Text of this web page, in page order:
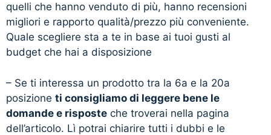
quelli che hanno venduto di più, hanno recensioni
migliori e rapporto qualità/prezzo più conveniente.
Quale scegliere sta a te in base ai tuoi gusti al
budget che hai a disposizione
– Se ti interessa un prodotto tra la 6a e la 20a
posizione ti consigliamo di leggere bene le
domande e risposte che troverai nella pagina
dell’articolo. Lì potrai chiarire tutti i dubbi e le